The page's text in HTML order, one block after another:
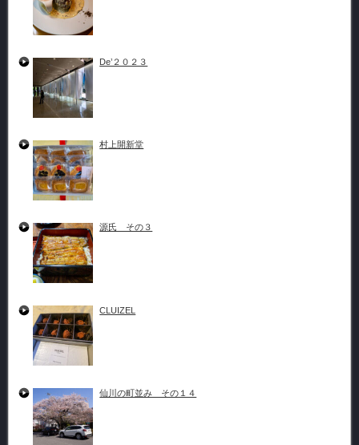
De’２０２３
村上開新堂
源氏 その３
CLUIZEL
仙川の町並み その１４